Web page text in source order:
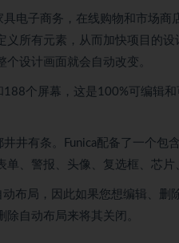
电子商务，在线购物和市场
所有元素，从而加快项目的
设计画面就会自动改变。
个屏幕，这是100%可编辑
井有条。Funica配备了一个包
、警报、头像、复选框、芯片
布局，因此如果您想编辑、
自动布局来将其关闭。